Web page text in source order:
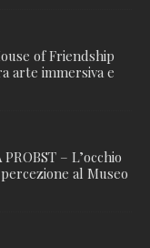
of Friendship
arte immersiva e
– L’occhio
al Museo